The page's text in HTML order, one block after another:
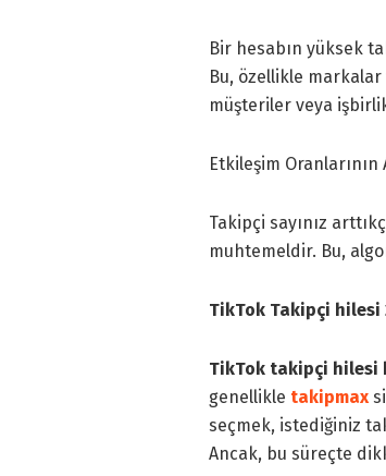
Bir hesabın yüksek
Bu, özellikle
müşteriler veya
Etkileşim Oranlarının
Takipçi sayınız
muhtemeldir. Bu,
TikTok Takipçi hilesi
TikTok takipçi hilesi
genellikle takipmax
seçmek, istediğiniz
Ancak, bu süreçte